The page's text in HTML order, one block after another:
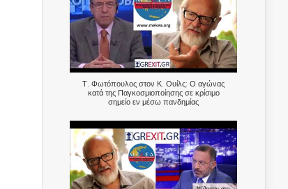
Τ. Φωτόπουλος στον Κ. Ουίλς: Ο αγώνας
κατά της Παγκοσμιοποίησης σε κρίσιμο
σημείο εν μέσω πανδημίας